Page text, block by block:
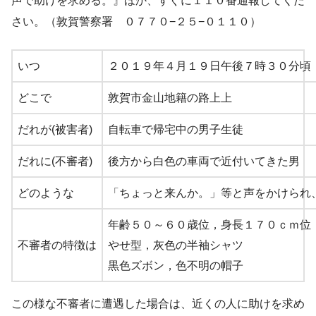
さい。（敦賀警察署 ０７７０−２５−０１１０）
いつ ２０１９年４月１９日午後７時３０分頃
どこで 敦賀市金山地籍の路上 上
だれが(被害者) 自転車で帰宅中の男子生徒
だれに(不審者) 後方から白色の車両で近付いてきた男
どのような 「ちょっと来んか。」等と声をかけら
不審者の特徴は
年齢５０～６０歳位，身長１７０ｃｍ位
やせ型，灰色の半袖シャツ
黒色ズボン，色不明の帽子
この様な不審者に遭遇した場合は、近くの人に助けを求め